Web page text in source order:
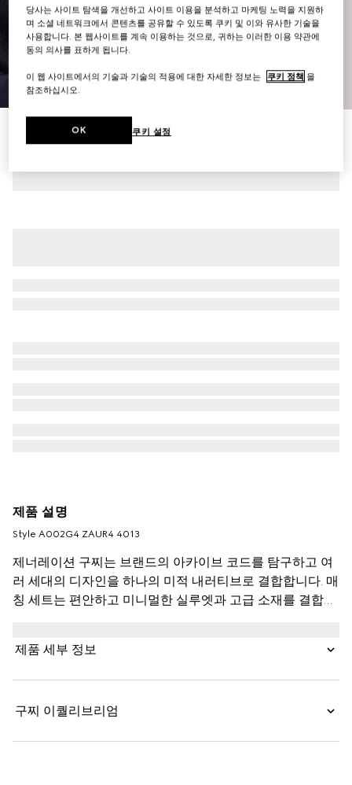
7
GG 코튼 캔버스 쇼츠
제품 설명
Style ‎A002G4 ZAUR4 4013
제너레이션 구찌는 브랜드의 아카이브 코드를 탐구하고 여
러 세대의 디자인을 하나의 미적 내러티브로 결합합니다. 매
칭 세트는 편안하고 미니멀한 실루엣과 고급 소재를 결합합
제품 세부 정보
구찌 이퀄리브리엄
당사는 사이트 탐색을 개선하고 사이트 이용을 분석하고 마케팅 노력을 지원하
며 소셜 네트워크에서 콘텐츠를 공유할 수 있도록 쿠키 및 이와 유사한 기술을
사용합니다. 본 웹사이트를 계속 이용하는 것으로, 귀하는 이러한 이용 약관에
동의 의사를 표하게 됩니다.
이 웹 사이트에서의 기술과 기술의 적용에 대한 자세한 정보는 쿠키 정책 을
참조하십시오.
쿠키 설정
OK